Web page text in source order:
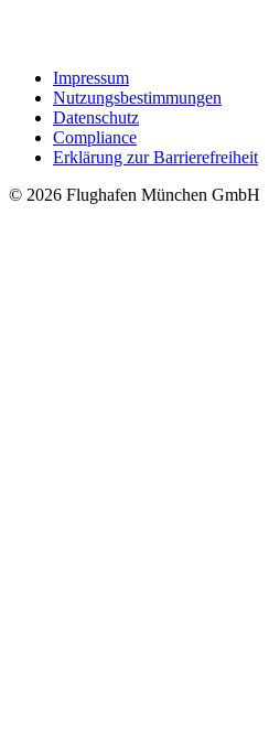
Impressum
Nutzungsbestimmungen
Datenschutz
Compliance
Erklärung zur Barrierefreiheit
© 2026 Flughafen München GmbH